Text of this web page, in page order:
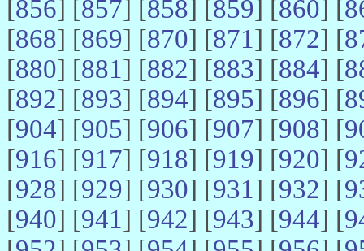
[856] [857] [858] [859] [860] [
[868] [869] [870] [871] [872] [
[880] [881] [882] [883] [884] [
[892] [893] [894] [895] [896] [
[904] [905] [906] [907] [908] [
[916] [917] [918] [919] [920] [
[928] [929] [930] [931] [932] [
[940] [941] [942] [943] [944] [